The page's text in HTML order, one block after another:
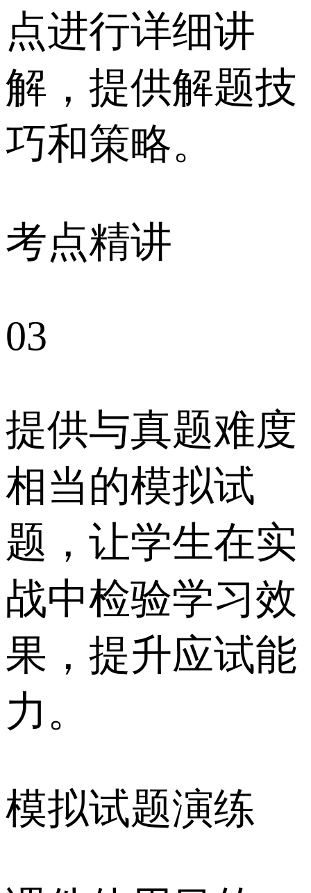
点进行详细讲
解，提供解题技
巧和策略。
考点精讲
03
提供与真题难度
相当的模拟试
题，让学生在实
战中检验学习效
果，提升应试能
力。
模拟试题演练